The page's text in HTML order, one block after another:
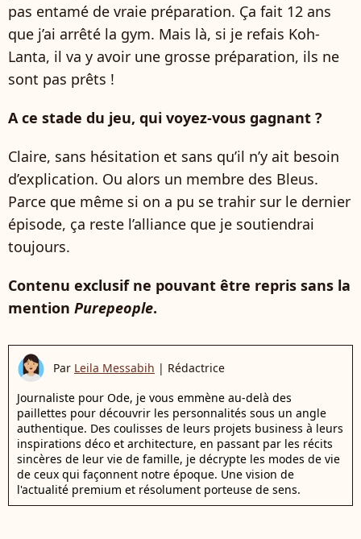
pas entamé de vraie préparation. Ça fait 12 ans
que j’ai arrêté la gym. Mais là, si je refais Koh-
Lanta, il va y avoir une grosse préparation, ils ne
sont pas prêts !
A ce stade du jeu, qui voyez-vous gagnant ?
Claire, sans hésitation et sans qu’il n’y ait besoin
d’explication. Ou alors un membre des Bleus.
Parce que même si on a pu se trahir sur le dernier
épisode, ça reste l’alliance que je soutiendrai
toujours.
Contenu exclusif ne pouvant être repris sans la
mention Purepeople.
Par Leila Messabih | Rédactrice
Journaliste pour Ode, je vous emmène au-delà des
paillettes pour découvrir les personnalités sous un angle
authentique. Des coulisses de leurs projets business à leurs
inspirations déco et architecture, en passant par les récits
sincères de leur vie de famille, je décrypte les modes de vie
de ceux qui façonnent notre époque. Une vision de
l'actualité premium et résolument porteuse de sens.